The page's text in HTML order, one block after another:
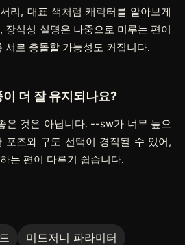
리, 대표 색처럼 캐릭터를 알아보게
장식성 설명은 나중으로 미루는 편이
서로 충돌할 가능성도 커집니다.
더 잘 유지되나요?
은 것은 아닙니다. --sw가 너무 높으
포즈와 구도 선택이 경직될 수 있어,
는 편이 다루기 쉽습니다.
미드저니 파라미터